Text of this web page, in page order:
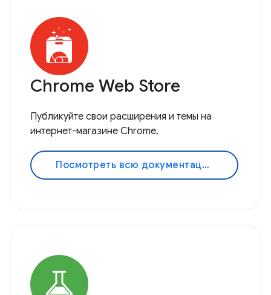
Chrome Web Store
Публикуйте свои расширения и темы на
интернет-магазине Chrome.
Посмотреть всю документацию